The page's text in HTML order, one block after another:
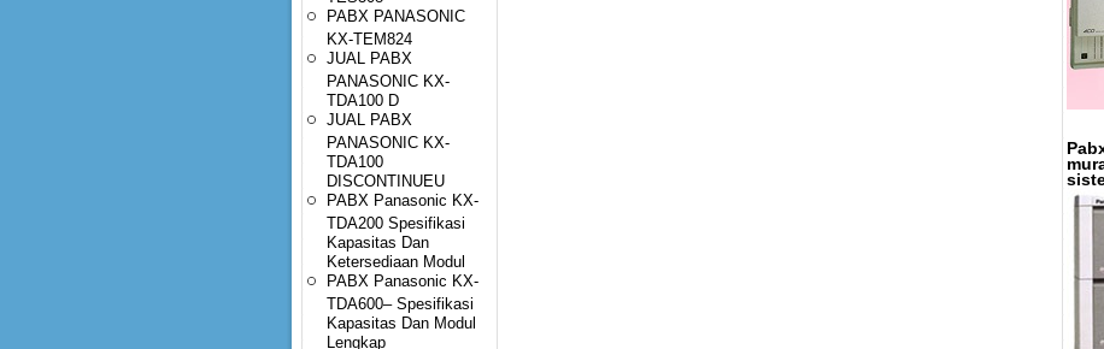
PABX PANASONIC
KX-TEM824
JUAL PABX
PANASONIC KX-
TDA100 D
JUAL PABX
PANASONIC KX-
TDA100
DISCONTINUEU
PABX Panasonic KX-
TDA200 Spesifikasi
Kapasitas Dan
Ketersediaan Modul
PABX Panasonic KX-
TDA600– Spesifikasi
Kapasitas Dan Modul
Lengkap